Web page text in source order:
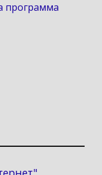
программа